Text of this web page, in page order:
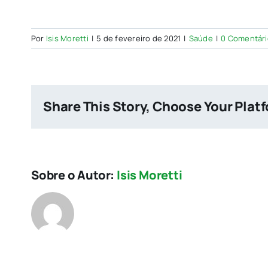
Por Isis Moretti | 5 de fevereiro de 2021 | Saúde | 0
Share This Story, Choose Your
Sobre o Autor: Isis Moretti